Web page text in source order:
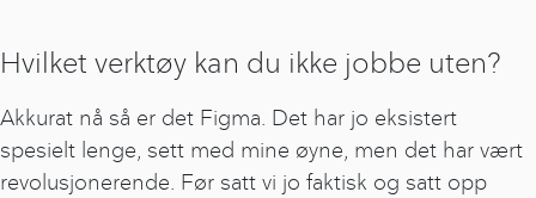
Hvilket verktøy kan du ikke jobbe uten?
Akkurat nå så er det Figma. Det har jo eksistert
spesielt lenge, sett med mine øyne, men det har vært
revolusjonerende. Før satt vi jo faktisk og satt opp